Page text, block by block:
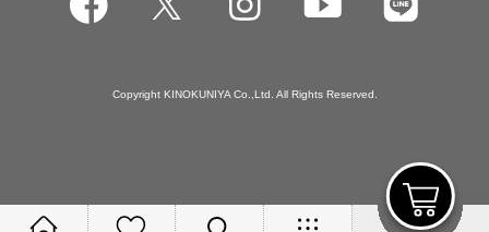
Copyright KINOKUNIYA Co.,Ltd. All Rights Reserved.